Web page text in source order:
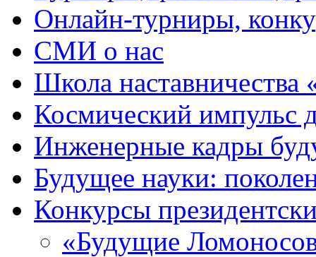
Онлайн-турниры,
СМИ о нас
Школа
Космический импульс
Инженерные кадры
Будущее науки:
Конкурсы
«Будущие